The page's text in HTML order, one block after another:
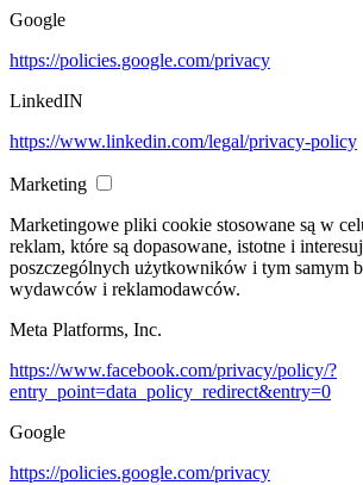
Google
https://policies.google.com/privacy
LinkedIN
https://www.linkedin.com/legal/privacy-policy
Marketing
Marketingowe pliki cookie stosowane są w
reklam, które są dopasowane, istotne i
poszczególnych użytkowników i tym samym
wydawców i reklamodawców.
Meta Platforms, Inc.
https://www.facebook.com/privacy/policy/?
entry_point=data_policy_redirect&entry=0
Google
https://policies.google.com/privacy